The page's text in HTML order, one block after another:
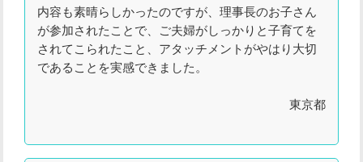
内容も素晴らしかったのですが、理事長のお子さん
が参加されたことで、ご夫婦がしっかりと子育てを
されてこられたこと、アタッチメントがやはり大切
であることを実感できました。
東京都